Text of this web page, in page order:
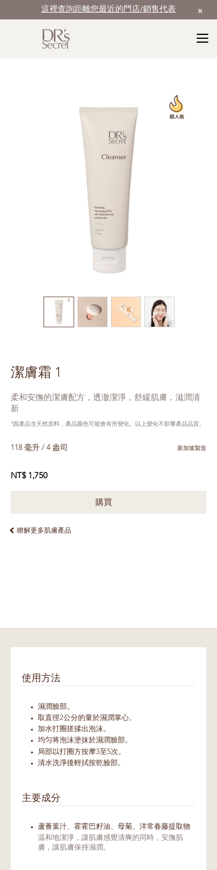
這裡查詢距離您最近的門店/銷售代表
潔膚霜 1
柔和安撫的潔膚配方，透澈潔淨，舒緩肌膚，滋潤清
新
*因產品含天然原料，產品颜色可能會有所變化。以上變化不影響產品品質。
118 毫升 / 4 盎司 新加坡製造
NT$ 1,750
購買
瞭解更多肌膚產品
使用方法
濕潤臉部。
取直徑2公分的量於濕潤掌心。
加水打圈搓揉出泡沫。
均匀将泡沫塗抹於濕潤臉部。
局部以打圈方按摩3至5次。
清水洗淨後輕拭按乾臉部。
主要成分
蘆薈葉汁、霍霍巴籽油、母菊、洋常春藤提取物
温和地潔淨，讓肌膚感覺清爽的同時，安撫肌
膚，讓肌膚保持濕潤。